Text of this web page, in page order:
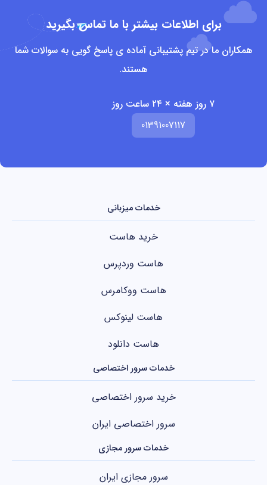
برای اطلاعات بیشتر با ما تماس بگیرید
همکاران ما در تیم پشتیبانی آماده ی پاسخ گویی به سوالات شما
هستند.
۷ روز هفته × ۲۴ ساعت روز
01391007117
خدمات میزبانی
خرید هاست
هاست وردپرس
هاست ووکامرس
هاست لینوکس
هاست دانلود
خدمات سرور اختصاصی
خرید سرور اختصاصی
سرور اختصاصی ایران
خدمات سرور مجازی
سرور مجازی ایران